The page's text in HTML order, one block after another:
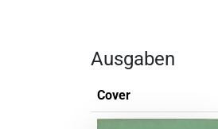
Ausgaben
Cover